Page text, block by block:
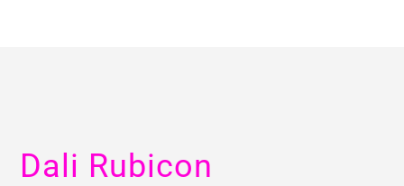
Dali Rubicon